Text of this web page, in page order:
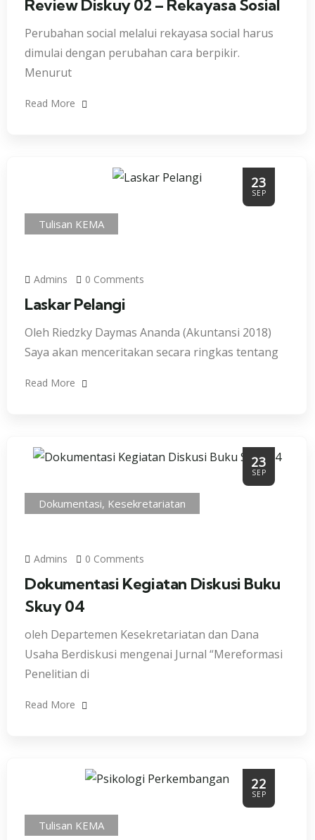
Review Diskuy 02 – Rekayasa Sosial
Perubahan social melalui rekayasa social harus
dimulai dengan perubahan cara berpikir.
Menurut
Read More
23
SEP
Tulisan KEMA
Admins 0 Comments
Laskar Pelangi
Oleh Riedzky Daymas Ananda (Akuntansi 2018)
Saya akan menceritakan secara ringkas tentang
Read More
23
SEP
Dokumentasi, Kesekretariatan
Admins 0 Comments
Dokumentasi Kegiatan Diskusi Buku
Skuy 04
oleh Departemen Kesekretariatan dan Dana
Usaha Berdiskusi mengenai Jurnal “Mereformasi
Penelitian di
Read More
22
SEP
Tulisan KEMA